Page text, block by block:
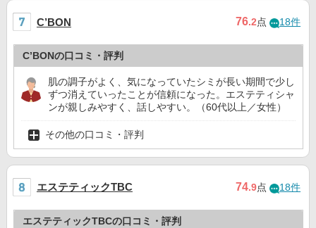
C’BON 76.2点 18件
C’BONの口コミ・評判
肌の調子がよく、気になっていたシミが長い期間で少し
ずつ消えていったことが信頼になった。エステティシャ
ンが親しみやすく、話しやすい。（60代以上／女性）
その他の口コミ・評判
エステティックTBC 74.9点 18件
エステティックTBCの口コミ・評判